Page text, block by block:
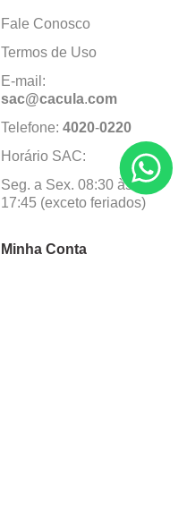
Fale Conosco
Termos de Uso
E-mail:
sac@cacula.com
Telefone: 4020-0220
Horário SAC:
Seg. a Sex. 08:30 às
17:45 (exceto feriados)
Minha Conta